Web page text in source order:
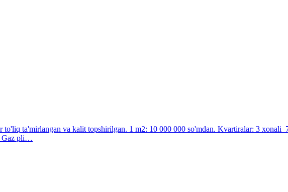
ta'mirlangan va kalit topshirilgan. 1 m2: 10 000 000 so'mdan. Kvartiralar: 3 xonali
Gaz pli…